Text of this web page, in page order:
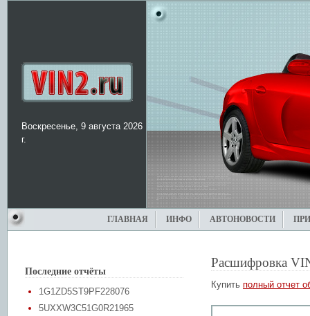
Воскресенье, 9 августа 2026
г.
ГЛАВНАЯ ИНФО АВТОНОВОСТИ
Последние отчёты
1G1ZD5ST9PF228076
5UXXW3C51G0R21965
Расшифровка
Купить полный отчет